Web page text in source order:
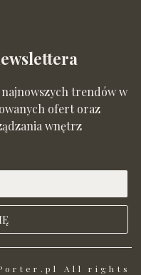
trendów w
ofert oraz
wnętrz
All rights